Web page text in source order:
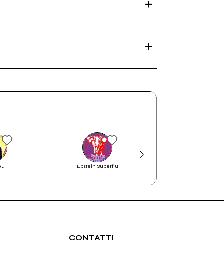
Epstein Superflu
CONTATTI